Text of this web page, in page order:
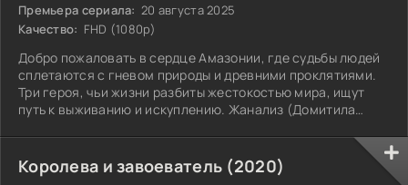
Премьера сериала: 20 августа 2025
Качество: FHD (1080p)
Добро пожаловать в сердце Амазонии, где судьбы людей
сплетаются с гневом природы и древними проклятиями.
Три героя, чьи жизни разбиты жестокостью мира, ищут
путь к выживанию и искуплению. Жанализ (Домитила
Королева и завоеватель (2020)